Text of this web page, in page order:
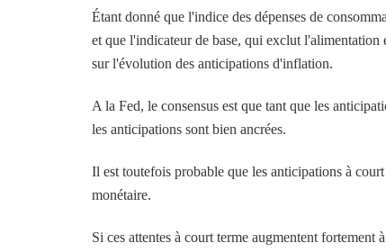
Étant donné que l'indice des dépenses de
et que l'indicateur de base, qui exclut l'alimentation
sur l'évolution des anticipations d'inflation.
A la Fed, le consensus est que tant que les
les anticipations sont bien ancrées.
Il est toutefois probable que les anticipations à
monétaire.
Si ces attentes à court terme augmentent fortement